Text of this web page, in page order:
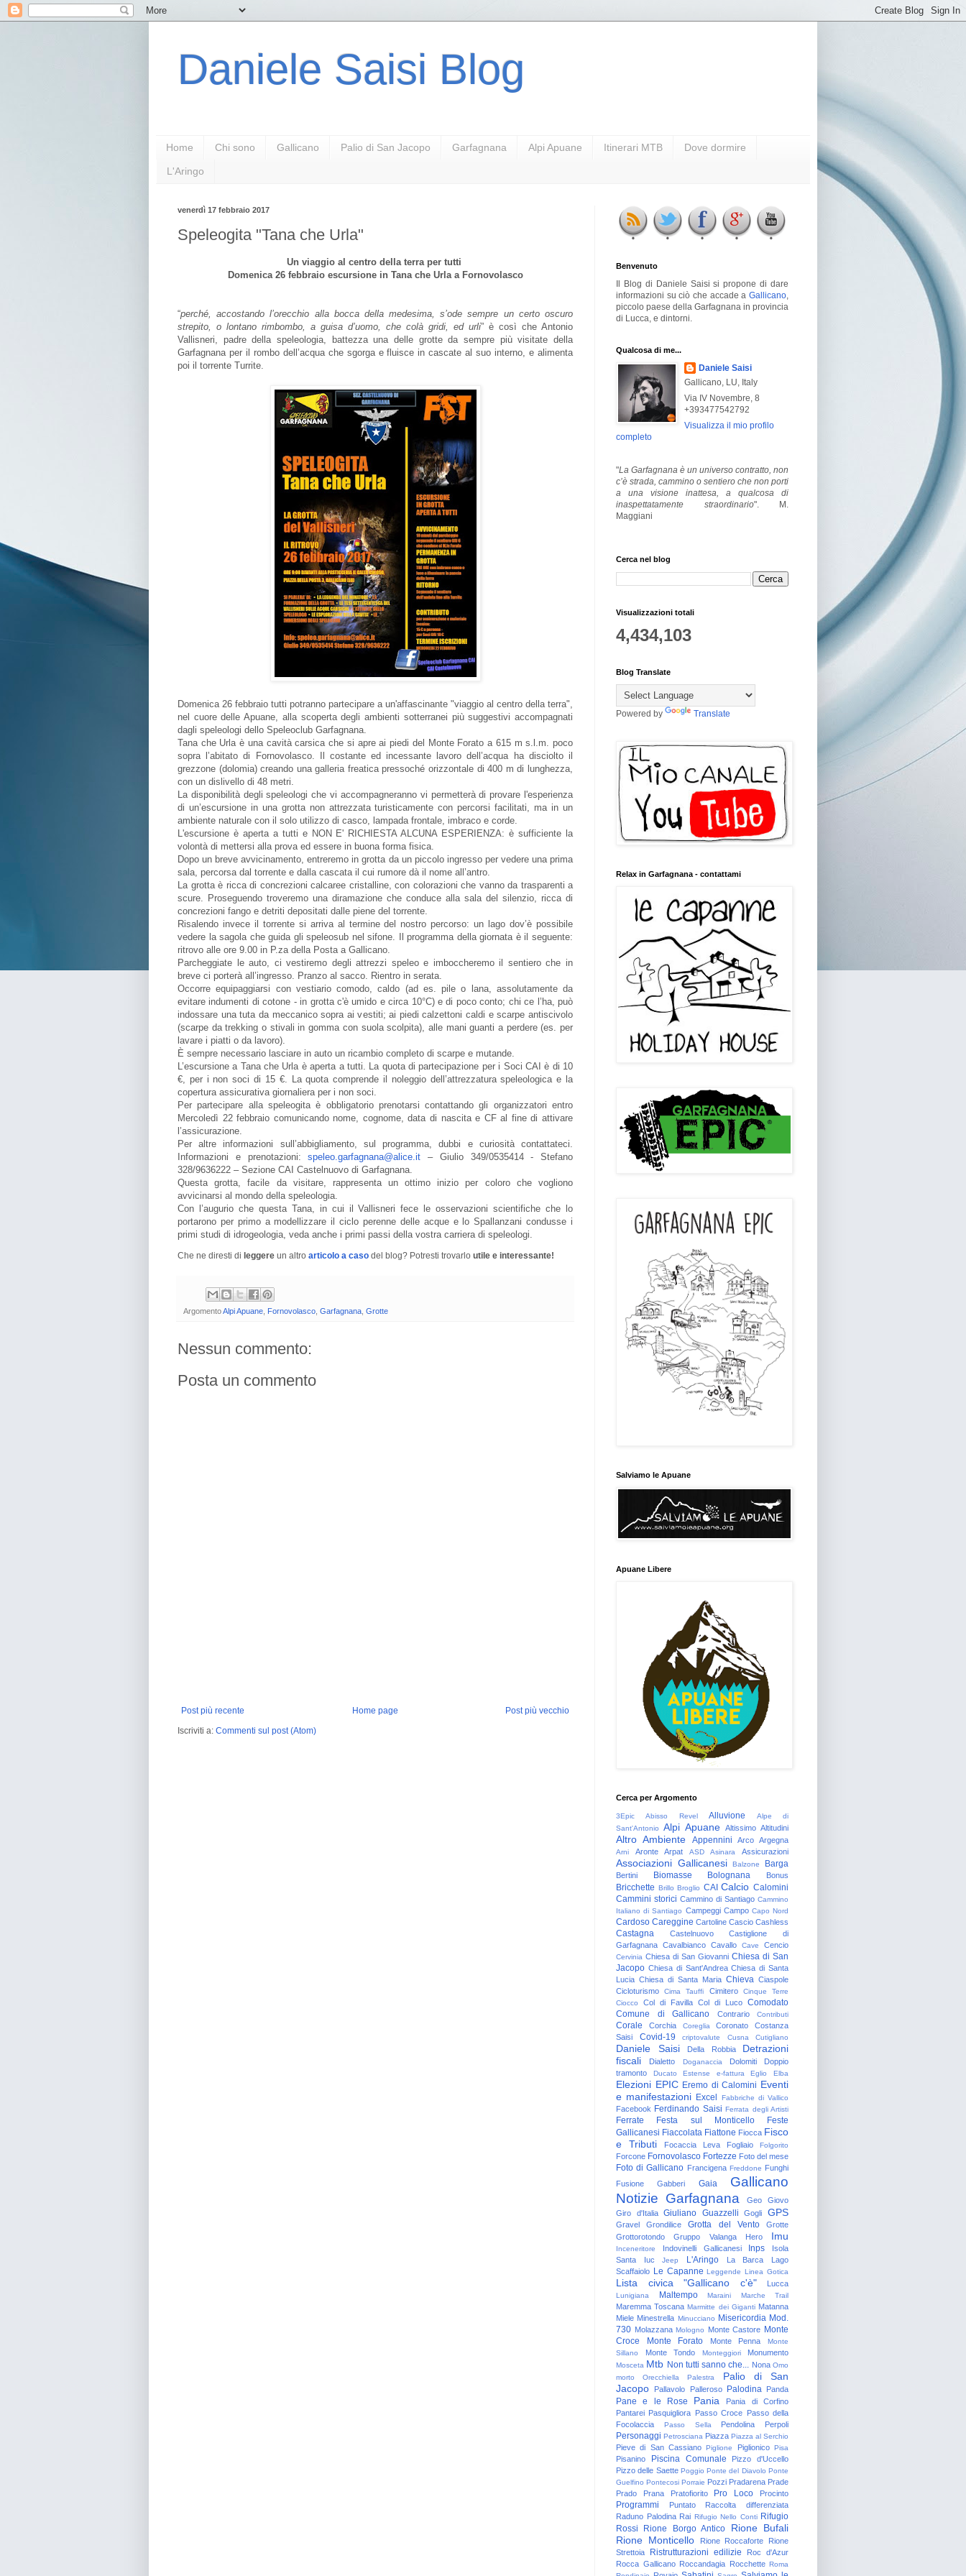
Daniele Saisi Blog
Home Chi sono Gallicano Palio di San Jacopo Garfagnana Alpi Apuane Itinerari MTB Dove dormire
L'Aringo
venerdì 17 febbraio 2017
Speleogita "Tana che Urla"
Un viaggio al centro della terra per tutti
Domenica 26 febbraio escursione in Tana che Urla a Fornovolasco
“perché, accostando l’orecchio alla bocca della medesima, s’ode sempre un certo oscuro
strepito, o lontano rimbombo, a guisa d’uomo, che colà gridi, ed urli” è così che Antonio
Vallisneri, padre della speleologia, battezza una delle grotte da sempre più visitate della
Garfagnana per il rombo dell’acqua che sgorga e fluisce in cascate al suo interno, e alimenta
poi il torrente Turrite.
Domenica 26 febbraio tutti potranno partecipare a un'affascinante "viaggio al centro della terra",
nel cuore delle Apuane, alla scoperta degli ambienti sotterranei più suggestivi accompagnati
dagli speleologi dello Speleoclub Garfagnana.
Tana che Urla è una cavità carsica che si apre ai piedi del Monte Forato a 615 m s.l.m. poco
sopra l’abitato di Fornovolasco. Il costante ed incessante lavoro dell’acqua ha disciolto il
grezzone (dolomia) creando una galleria freatica pressoché orizzontale di 400 m di lunghezza,
con un dislivello di 48 metri.
La disponibilità degli speleologi che vi accompagneranno vi permetterà di provare l'esperienza
di un’escursione in una grotta non attrezzata turisticamente con percorsi facilitati, ma in un
ambiente naturale con il solo utilizzo di casco, lampada frontale, imbraco e corde.
L'escursione è aperta a tutti e NON E' RICHIESTA ALCUNA ESPERIENZA: è sufficiente la
volontà di mettersi alla prova ed essere in buona forma fisica.
Dopo un breve avvicinamento, entreremo in grotta da un piccolo ingresso per vedere una prima
sala, percorsa dal torrente e dalla cascata il cui rumore dà il nome all’antro.
La grotta è ricca di concrezioni calcaree cristalline, con colorazioni che vanno da trasparenti a
scure. Proseguendo troveremo una diramazione che conduce alla sala del silenzio, ricca di
concrezioni fango e detriti depositati dalle piene del torrente.
Risalendo invece il torrente si arriva al termine del nostro percorso: un lago dov’è possibile
vedere la sagola che guida gli speleosub nel sifone. Il programma della giornata è il seguente:
ritrovo alle ore 9.00 in P.za della Posta a Gallicano.
Parcheggiate le auto, ci vestiremo degli attrezzi speleo e imboccheremo il sentiero che in
breve ci porterà all’ingresso. Pranzo al sacco. Rientro in serata.
Occorre equipaggiarsi con vestiario comodo, caldo (ad es. pile o lana, assolutamente da
evitare indumenti di cotone - in grotta c'è umido e circa 10°C) e di poco conto; chi ce l’ha, può
indossare una tuta da meccanico sopra ai vestiti; ai piedi calzettoni caldi e scarpe antiscivolo
(scarpe da trekking o stivali in gomma con suola scolpita), alle mani guanti a perdere (es. per
lavare i piatti o da lavoro).
È sempre necessario lasciare in auto un ricambio completo di scarpe e mutande.
L’escursione a Tana che Urla è aperta a tutti. La quota di partecipazione per i Soci CAI è di 10
€, per i non soci di 15 €. La quota comprende il noleggio dell’attrezzatura speleologica e la
copertura assicurativa giornaliera per i non soci.
Per partecipare alla speleogita è obbligatorio prenotarsi contattando gli organizzatori entro
Mercoledì 22 febbraio comunicando nome, cognome, data di nascita e CF al fine di attivare
l’assicurazione.
Per altre informazioni sull’abbigliamento, sul programma, dubbi e curiosità contattateci.
Informazioni e prenotazioni:speleo.garfagnana@alice.it – Giulio 349/0535414 - Stefano
328/9636222 – Sezione CAI Castelnuovo di Garfagnana.
Questa grotta, facile da visitare, rappresenta un ottimo inizio per coloro che vogliono
avvicinarsi al mondo della speleologia.
Con l’augurio che questa Tana, in cui il Vallisneri fece le osservazioni scientifiche che lo
portarono per primo a modellizzare il ciclo perenne delle acque e lo Spallanzani condusse i
primi studi di idrogeologia, veda anche i primi passi della vostra carriera di speleologi.
Che ne diresti di leggere un altro articolo a caso del blog? Potresti trovarlo utile e interessante!
ArgomentoAlpi Apuane Fornovolasco Garfagnana Grotte
Nessun commento:
Posta un commento
Post più recente Post più vecchio
Home page
Iscriviti a: Commenti sul post (Atom)
Benvenuto
Il Blog di Daniele Saisi si propone di dare
informazioni su ciò che accade a Gallicano
piccolo paese della Garfagnana in provincia
di Lucca, e dintorni.
Qualcosa di me...
Daniele Saisi
Gallicano, LU, Italy
Via IV Novembre, 8
+393477542792
Visualizza il mio profilo
completo
"La Garfagnana è un universo contratto, non
c’è strada, cammino o sentiero che non porti
a una visione inattesa, a qualcosa di
inaspettatamente straordinario". M.
Maggiani
Cerca nel blog
Visualizzazioni totali
4,434,103
Blog Translate
Powered by Translate
Relax in Garfagnana - contattami
Salviamo le Apuane
Apuane Libere
Cerca per Argomento
3Epic Abisso Revel Alluvione
Alpe di
Sant'Antonio
Alpi Apuane Altissimo Altitudini
Altro Ambiente Appennini Arco Argegna
Arni Aronte Arpat ASD Asinara Assicurazioni
Associazioni Gallicanesi Balzone Barga
Bertini Biomasse Bolognana Bonus
Bricchette Brillo Broglio CAI Calcio Calomini
Cammini storici Cammino di Santiago Cammino
Italiano di Santiago Campeggi Campo Capo Nord
Cardoso Careggine Cartoline Cascio Cashless
Castagna Castelnuovo
Castiglione di
Garfagnana Cavalbianco Cavallo Cave Cencio
Cervinia Chiesa di San Giovanni Chiesa di San
Jacopo Chiesa di Sant'Andrea Chiesa di Santa
Lucia Chiesa di Santa Maria Chieva Ciaspole
Cicloturismo
Cima Tauffi Cimitero
Cinque Terre
Ciocco
Col di Favilla Col di Luco Comodato
Comune di Gallicano
Contrario Contributi
Corale Corchia Coreglia Coronato
Costanza
Saisi
Covid-19 criptovalute Cusna Cutigliano
Daniele Saisi Della Robbia
Detrazioni
fiscali
Dialetto Doganaccia Dolomiti
Doppio
tramonto
Ducato Estense e-fattura Eglio Elba
Elezioni EPIC Eremo di Calomini Eventi
e manifestazioni Excel Fabbriche di Vallico
Facebook Ferdinando Saisi Ferrata degli Artisti
Ferrate Festa sul Monticello
Feste
Gallicanesi Fiaccolata Fiattone Fiocca Fisco
e Tributi
Focaccia Leva Fogliaio Folgorito
Forcone Fornovolasco Fortezze Foto del mese
Foto di Gallicano Francigena Freddone Funghi
Fusione
Gabberi Gaia
Gallicano
Notizie Garfagnana Geo
Giovo
Giro d'Italia
Giuliano Guazzelli Gogli GPS
Gravel Grondilice Grotta del Vento
Grotte
Grottorotondo
Gruppo Valanga Hero Imu
Inceneritore Indovinelli Gallicanesi Inps
Isola
Santa
Iuc Jeep L'Aringo La Barca
Lago
Scaffaiolo Le Capanne Leggende Linea Gotica
Lista civica "Gallicano c'è" Lucca
Lunigiana Maltempo Maraini Marche Trail
Maremma Toscana Marmitte dei Giganti Matanna
Miele Minestrella Minucciano Misericordia Mod.
730 Molazzana Mologno Monte Castore Monte
Croce
Monte Forato Monte Penna
Monte
Sillano
Monte Tondo Monteggiori Monumento
Mosceta Mtb Non tutti sanno che... Nona Omo
morto
Orecchiella Palestra
Palio di San
Jacopo
Pallavolo Palleroso Palodina Panda
Pane e le Rose Pania
Pania di Corfino
Pantarei Pasquigliora Passo Croce Passo della
Focolaccia
Passo Sella Pendolina Perpoli
Personaggi Petrosciana Piazza Piazza al Serchio
Pieve di San Cassiano Piglione Piglionico Pisa
Pisanino Piscina Comunale
Pizzo d'Uccello
Pizzo delle Saette Poggio Ponte del Diavolo Ponte
Guelfino Pontecosi Porraie Pozzi Pradarena Prade
Prado
Prana Pratofiorito Pro Loco Procinto
Programmi Puntato
Raccolta differenziata
Raduno Palodina Rai Rifugio Nello Conti Rifugio
Rossi
Rione Borgo Antico
Rione Bufali
Rione Monticello
Rione Roccaforte
Rione
Strettoia
Ristrutturazioni edilizie
Roc d'Azur
Rocca Gallicano Roccandagia Rocchette Roma